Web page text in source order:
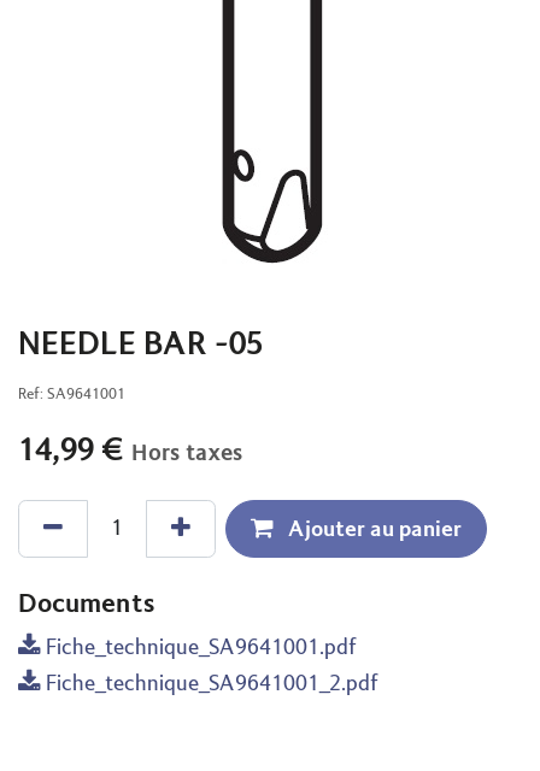
NEEDLE BAR -05
Ref: SA9641001
14,99 € Hors taxes
Ajouter au panier
Documents
Fiche_technique_SA9641001.pdf
Fiche_technique_SA9641001_2.pdf